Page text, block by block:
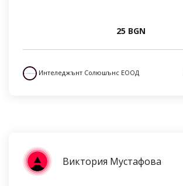
25 BGN
Интеледжънт Солюшънс ЕООД
Виктория Мустафова